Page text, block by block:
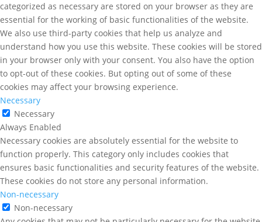
categorized as necessary are stored on your browser as they are
essential for the working of basic functionalities of the website.
We also use third-party cookies that help us analyze and
understand how you use this website. These cookies will be stored
in your browser only with your consent. You also have the option
to opt-out of these cookies. But opting out of some of these
cookies may affect your browsing experience.
Necessary
Necessary
Always Enabled
Necessary cookies are absolutely essential for the website to
function properly. This category only includes cookies that
ensures basic functionalities and security features of the website.
These cookies do not store any personal information.
Non-necessary
Non-necessary